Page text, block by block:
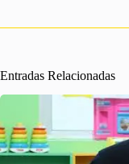
Entradas Relacionadas